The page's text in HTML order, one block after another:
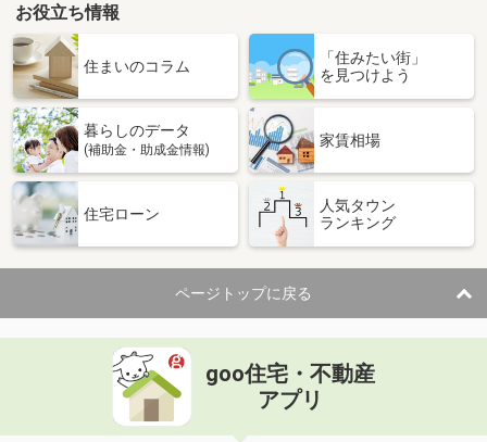
お役立ち情報
住まいのコラム
「住みたい街」
を見つけよう
暮らしのデータ
(補助金・助成金情報)
家賃相場
住宅ローン
人気タウン
ランキング
ページトップに戻る
goo住宅・不動産
アプリ